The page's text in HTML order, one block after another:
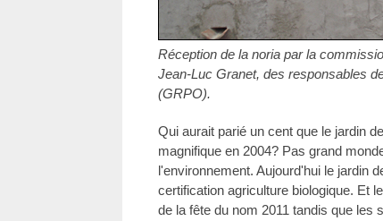
Réception de la noria par la
Jean-Luc Granet, des responsables
(GRPO).
Qui aurait parié un cent que le jardin
magnifique en 2004? Pas grand
l'environnement. Aujourd'hui le jardin
certification agriculture biologique. Et
de la fête du nom 2011 tandis que les